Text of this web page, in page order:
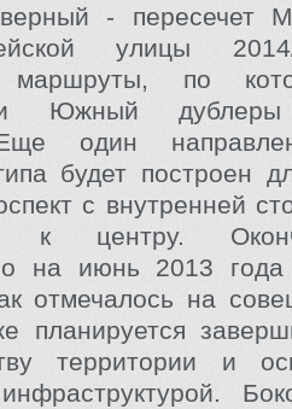
- пересечет
улицы
маршруты, по
Южный дублеры
один
будет построен
с внутренней
к центру.
на июнь 2013
отмечалось на
планируется
территории и